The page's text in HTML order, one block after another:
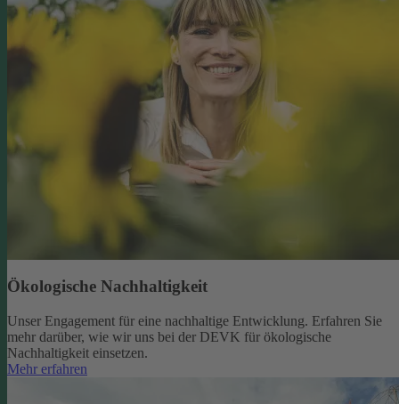
Ökologische Nachhaltigkeit
Unser Engagement für eine nachhaltige Entwicklung. Erfahren Sie
mehr darüber, wie wir uns bei der DEVK für ökologische
Nachhaltigkeit einsetzen.
Mehr erfahren